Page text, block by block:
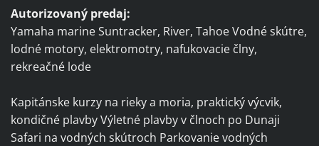
Autorizovaný predaj:
Yamaha marine Suntracker, River, Tahoe Vodné skútre,
lodné motory, elektromotry, nafukovacie člny,
rekreačné lode
Kapitánske kurzy na rieky a moria, praktický výcvik,
kondičné plavby Výletné plavby v člnoch po Dunaji
Safari na vodných skútroch Parkovanie vodných